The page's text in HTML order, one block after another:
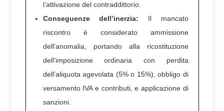
l’attivazione del contraddittorio.
Conseguenze dell’inerzia: Il mancato
riscontro è considerato ammissione
dell’anomalia, portando alla ricostituzione
dell’imposizione ordinaria con perdita
dell’aliquota agevolata (5% o 15%), obbligo di
versamento IVA e contributi, e applicazione di
sanzioni.